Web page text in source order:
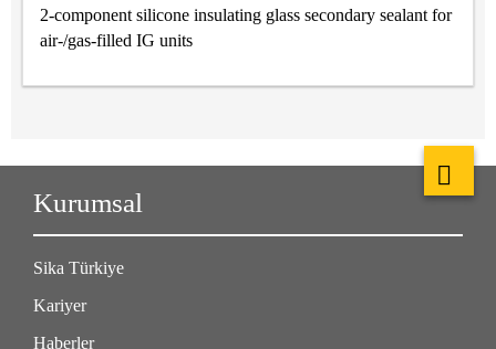
2-component silicone insulating glass secondary sealant for
air-/gas-filled IG units
Kurumsal
Sika Türkiye
Kariyer
Haberler